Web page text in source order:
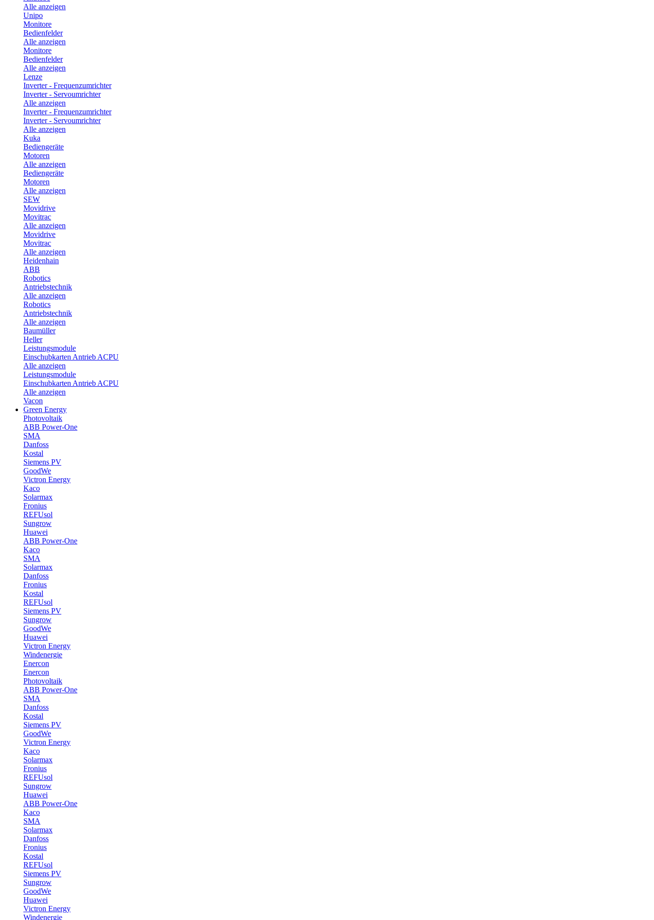
Alle anzeigen
Unipo
Monitore
Bedienfelder
Alle anzeigen
Monitore
Bedienfelder
Alle anzeigen
Lenze
Inverter - Frequenzumrichter
Inverter - Servoumrichter
Alle anzeigen
Inverter - Frequenzumrichter
Inverter - Servoumrichter
Alle anzeigen
Kuka
Bediengeräte
Motoren
Alle anzeigen
Bediengeräte
Motoren
Alle anzeigen
SEW
Movidrive
Movitrac
Alle anzeigen
Movidrive
Movitrac
Alle anzeigen
Heidenhain
ABB
Robotics
Antriebstechnik
Alle anzeigen
Robotics
Antriebstechnik
Alle anzeigen
Baumüller
Heller
Leistungsmodule
Einschubkarten Antrieb ACPU
Alle anzeigen
Leistungsmodule
Einschubkarten Antrieb ACPU
Alle anzeigen
Vacon
Green Energy
Photovoltaik
ABB Power-One
SMA
Danfoss
Kostal
Siemens PV
GoodWe
Victron Energy
Kaco
Solarmax
Fronius
REFUsol
Sungrow
Huawei
ABB Power-One
Kaco
SMA
Solarmax
Danfoss
Fronius
Kostal
REFUsol
Siemens PV
Sungrow
GoodWe
Huawei
Victron Energy
Windenergie
Enercon
Enercon
Photovoltaik
ABB Power-One
SMA
Danfoss
Kostal
Siemens PV
GoodWe
Victron Energy
Kaco
Solarmax
Fronius
REFUsol
Sungrow
Huawei
ABB Power-One
Kaco
SMA
Solarmax
Danfoss
Fronius
Kostal
REFUsol
Siemens PV
Sungrow
GoodWe
Huawei
Victron Energy
Windenergie